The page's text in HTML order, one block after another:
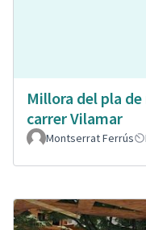
Millora del pla
carrer Vilamar
Montserrat Ferrús